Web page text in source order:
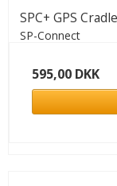
SPC+ GPS
SP-Connect
595,00 DKK